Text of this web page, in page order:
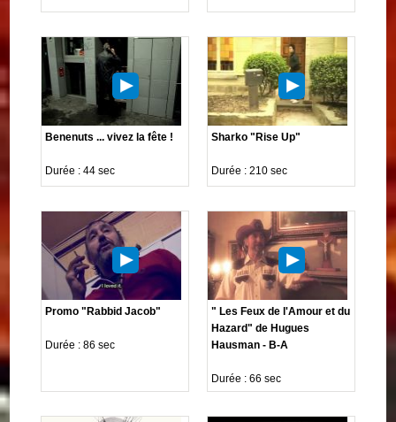
Benenuts ... vivez la fête !
Durée : 44 sec
Sharko "Rise Up"
Durée : 210 sec
Promo "Rabbid Jacob"
Durée : 86 sec
" Les Feux de l'Amour et du
Hazard" de Hugues
Hausman - B-A
Durée : 66 sec